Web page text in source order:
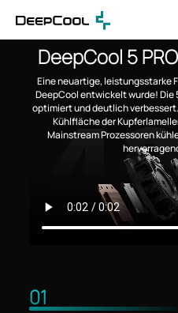
DeepCool 5
Eine neuartige, leistungsstarke
DeepCool entwickelt wurde! Die
optimiert und deutlich
Kühlfläche der
Mainstream Prozessoren
01